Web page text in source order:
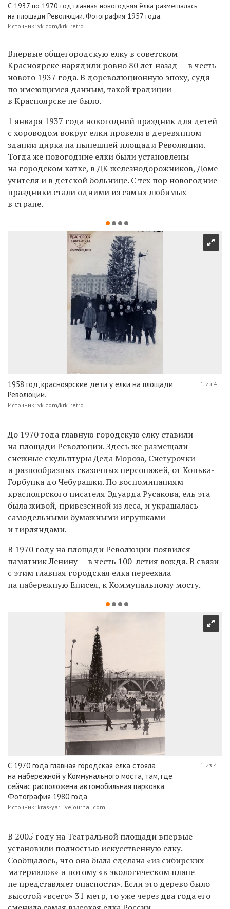
С 1937 по 1970 год главная новогодняя ёлка размещалась
на площади Революции. Фотография 1957 года.
Источник: vk.com/krk_retro
Впервые общегородскую елку в советском
Красноярске нарядили ровно 80 лет назад — в честь
нового 1937 года. В дореволюционную эпоху, судя
по имеющимся данным, такой традиции
в Красноярске не было.
1 января 1937 года новогодний праздник для детей
с хороводом вокруг елки провели в деревянном
здании цирка на нынешней площади Революции.
Тогда же новогодние елки были установлены
на городском катке, в ДК железнодорожников, Доме
учителя и в детской больнице. С тех пор новогодние
праздники стали одними из самых любимых
в стране.
1958 год, красноярские дети у елки на площади
Революции.
Источник: vk.com/krk_retro
1 из 4
До 1970 года главную городскую елку ставили
на площади Революции. Здесь же размещали
снежные скульптуры Деда Мороза, Снегурочки
и разнообразных сказочных персонажей, от Конька-
Горбунка до Чебурашки. По воспоминаниям
красноярского писателя Эдуарда Русакова, ель эта
была живой, привезенной из леса, и украшалась
самодельными бумажными игрушками
и гирляндами.
В 1970 году на площади Революции появился
памятник Ленину — в честь 100-летия вождя. В связи
с этим главная городская елка переехала
на набережную Енисея, к Коммунальному мосту.
С 1970 года главная городская елка стояла
на набережной у Коммунального моста, там, где
сейчас расположена автомобильная парковка.
Фотография 1980 года.
Источник: kras-yar.livejournal.com
1 из 4
В 2005 году на Театральной площади впервые
установили полностью искусственную елку.
Сообщалось, что она была сделана «из сибирских
материалов» и потому «в экологическом плане
не представляет опасности». Если это дерево было
высотой «всего» 31 метр, то уже через два года его